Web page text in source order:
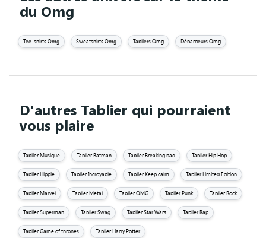
du Omg
Tee-shirts Omg Sweatshirts Omg Tabliers Omg Débardeurs Omg
D'autres Tablier qui pourraient
vous plaire
Tablier Musique Tablier Batman Tablier Breaking bad Tablier Hip Hop
Tablier Hippie Tablier Incroyable Tablier Keep calm Tablier Limited Edition
Tablier Marvel Tablier Metal Tablier OMG Tablier Punk Tablier Rock
Tablier Superman Tablier Swag Tablier Star Wars Tablier Rap
Tablier Game of thrones Tablier Harry Potter